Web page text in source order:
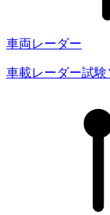
車両レーダー
車載レーダー試